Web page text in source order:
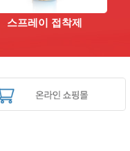
스프레이 접착제